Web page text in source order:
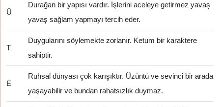
Ü
Durağan bir yapısı vardır. İşlerini aceleye getirmez yavaş
yavaş sağlam yapmayı tercih eder.
T
Duygularını söylemekte zorlanır. Ketum bir karaktere
sahiptir.
E
Ruhsal dünyası çok karışıktır. Üzüntü ve sevinci bir arada
yaşayabilir ve bundan rahatsızlık duymaz.